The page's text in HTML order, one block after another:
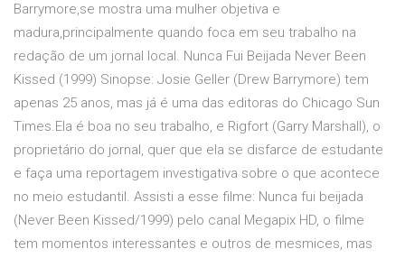
Barrymore,se mostra uma mulher objetiva e
madura,principalmente quando foca em seu trabalho na
redação de um jornal local. Nunca Fui Beijada Never Been
Kissed (1999) Sinopse: Josie Geller (Drew Barrymore) tem
apenas 25 anos, mas já é uma das editoras do Chicago Sun
Times.Ela é boa no seu trabalho, e Rigfort (Garry Marshall), o
proprietário do jornal, quer que ela se disfarce de estudante
e faça uma reportagem investigativa sobre o que acontece
no meio estudantil. Assisti a esse filme: Nunca fui beijada
(Never Been Kissed/1999) pelo canal Megapix HD, o filme
tem momentos interessantes e outros de mesmices, mas